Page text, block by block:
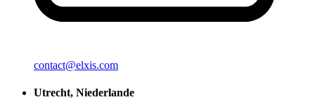
contact@elxis.com
Utrecht, Niederlande